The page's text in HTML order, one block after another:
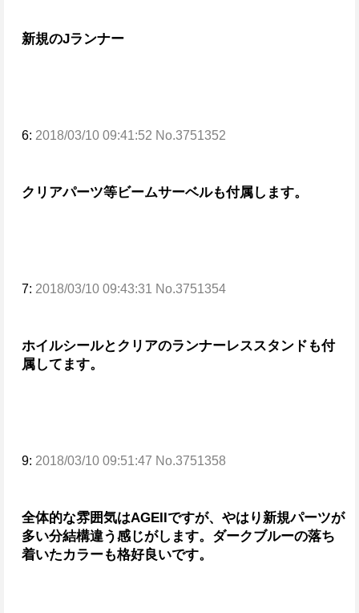
新規のJランナー
6: 2018/03/10 09:41:52 No.3751352
クリアパーツ等ビームサーベルも付属します。
7: 2018/03/10 09:43:31 No.3751354
ホイルシールとクリアのランナーレススタンドも付
属してます。
9: 2018/03/10 09:51:47 No.3751358
全体的な雰囲気はAGEIIですが、やはり新規パーツが
多い分結構違う感じがします。 ダークブルーの落ち
着いたカラーも格好良いです。